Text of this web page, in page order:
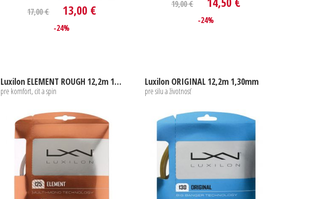
17,00 € 13,00 €
-24%
19,00 €
-24%
Luxilon ELEMENT ROUGH 12,2m 1,30mm
pre komfort, cit a spin
Luxilon ORIGINAL 12,2m 1,30mm
pre silu a životnosť